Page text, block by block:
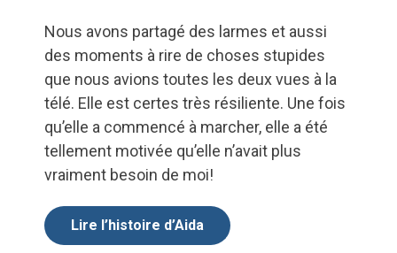
Nous avons partagé des larmes et aussi
des moments à rire de choses stupides
que nous avions toutes les deux vues à la
télé. Elle est certes très résiliente. Une fois
qu’elle a commencé à marcher, elle a été
tellement motivée qu’elle n’avait plus
vraiment besoin de moi!
Lire l’histoire d’Aida